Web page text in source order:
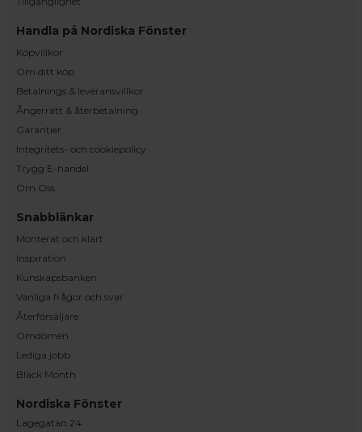
Handla på Nordiska Fönster
Köpvillkor
Om ditt köp
Betalnings & leveransvillkor
Ångerrätt & återbetalning
Garantier
Integritets- och cookiepolicy
Trygg E-handel
Om Oss
Snabblänkar
Monterat och klart
Inspiration
Kunskapsbanken
Vanliga frågor och svar
Återförsäljare
Omdömen
Lediga jobb
Black Month
Nordiska Fönster
Lagegatan 24